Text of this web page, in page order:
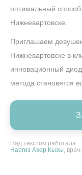
оптимальный
Нижневартовске.
Приглашаем
Нижневартовске в
инновационный
метода становятся
Над текстом работала
Наргиз Азер Кызы,